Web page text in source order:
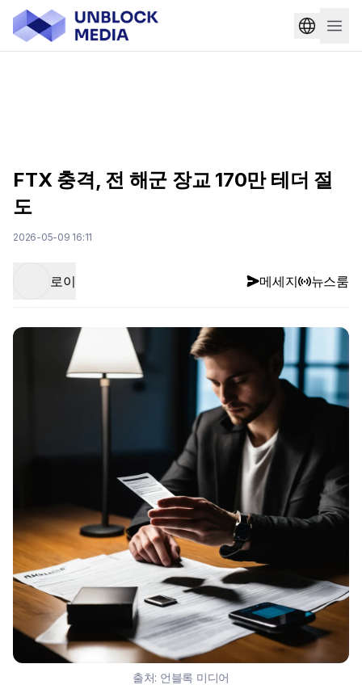
FTX 충격, 전 해군 장교 170만 테더 절
도
2026-05-09 16:11
로이 메세지 뉴스룸
출처: 언블록 미디어